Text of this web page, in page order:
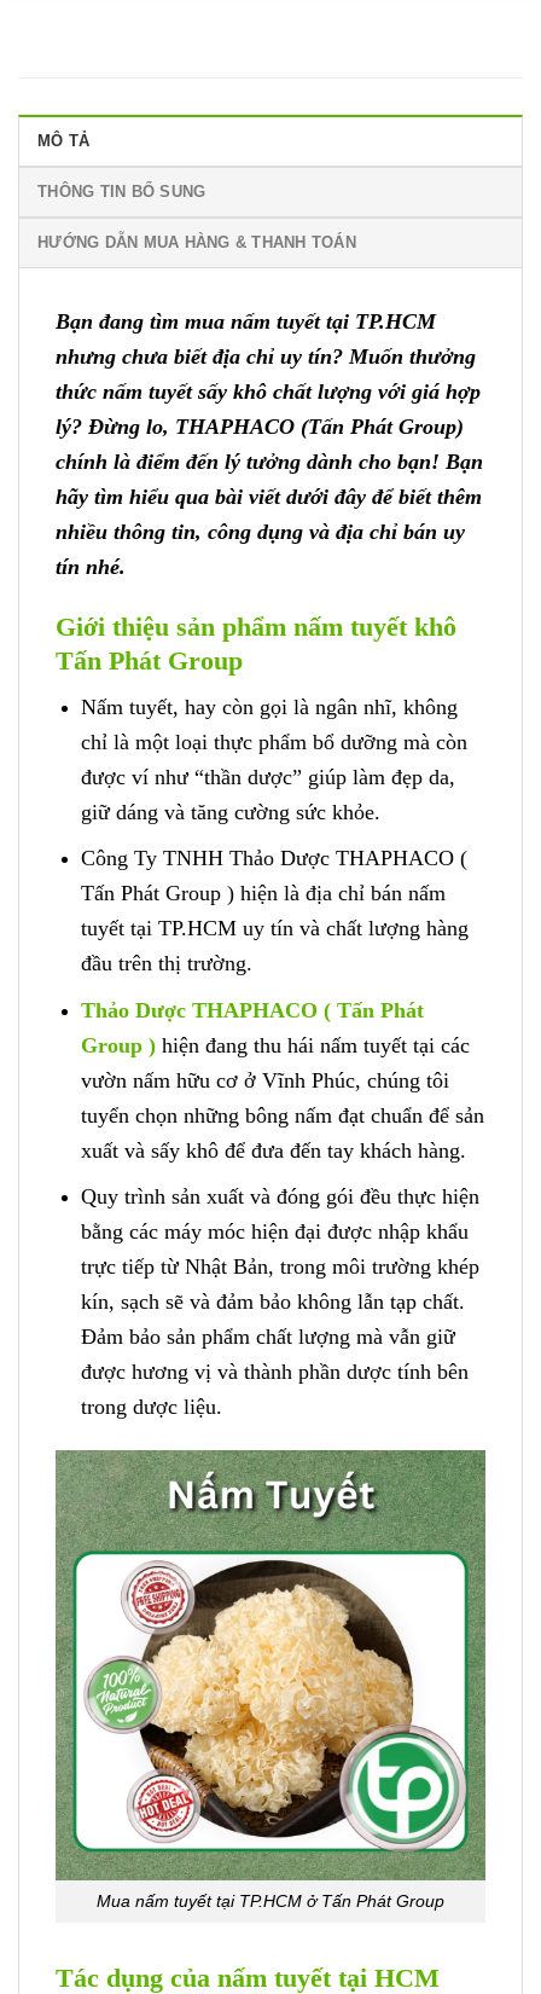
MÔ TẢ
THÔNG TIN BỔ SUNG
HƯỚNG DẪN MUA HÀNG & THANH TOÁN
Bạn đang tìm mua nấm tuyết tại TP.HCM
nhưng chưa biết địa chỉ uy tín? Muốn thưởng
thức nấm tuyết sấy khô chất lượng với giá hợp
lý? Đừng lo, THAPHACO (Tấn Phát Group)
chính là điểm đến lý tưởng dành cho bạn! Bạn
hãy tìm hiểu qua bài viết dưới đây để biết thêm
nhiều thông tin, công dụng và địa chỉ bán uy
tín nhé.
Giới thiệu sản phẩm nấm tuyết khô
Tấn Phát Group
Nấm tuyết, hay còn gọi là ngân nhĩ, không
chỉ là một loại thực phẩm bổ dưỡng mà còn
được ví như “thần dược” giúp làm đẹp da,
giữ dáng và tăng cường sức khỏe.
Công Ty TNHH Thảo Dược THAPHACO (
Tấn Phát Group ) hiện là địa chỉ bán nấm
tuyết tại TP.HCM uy tín và chất lượng hàng
đầu trên thị trường.
Thảo Dược THAPHACO ( Tấn Phát
Group )hiện đang thu hái nấm tuyết tại các
vườn nấm hữu cơ ở Vĩnh Phúc, chúng tôi
tuyển chọn những bông nấm đạt chuẩn để sản
xuất và sấy khô để đưa đến tay khách hàng.
Quy trình sản xuất và đóng gói đều thực hiện
bằng các máy móc hiện đại được nhập khẩu
trực tiếp từ Nhật Bản, trong môi trường khép
kín, sạch sẽ và đảm bảo không lẫn tạp chất.
Đảm bảo sản phẩm chất lượng mà vẫn giữ
được hương vị và thành phần dược tính bên
trong dược liệu.
Mua nấm tuyết tại TP.HCM ở Tấn Phát Group
Tác dụng của nấm tuyết tại HCM